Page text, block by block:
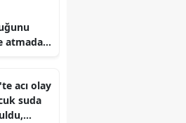
atmadan
6
acı olay
suda